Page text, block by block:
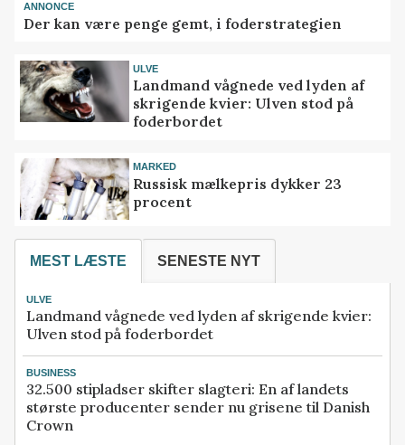
ANNONCE
Der kan være penge gemt, i foderstrategien
ULVE
Landmand vågnede ved lyden af
skrigende kvier: Ulven stod på
foderbordet
MARKED
Russisk mælkepris dykker 23
procent
MEST LÆSTE SENESTE NYT
ULVE
Landmand vågnede ved lyden af skrigende kvier:
Ulven stod på foderbordet
BUSINESS
32.500 stipladser skifter slagteri: En af landets
største producenter sender nu grisene til Danish
Crown